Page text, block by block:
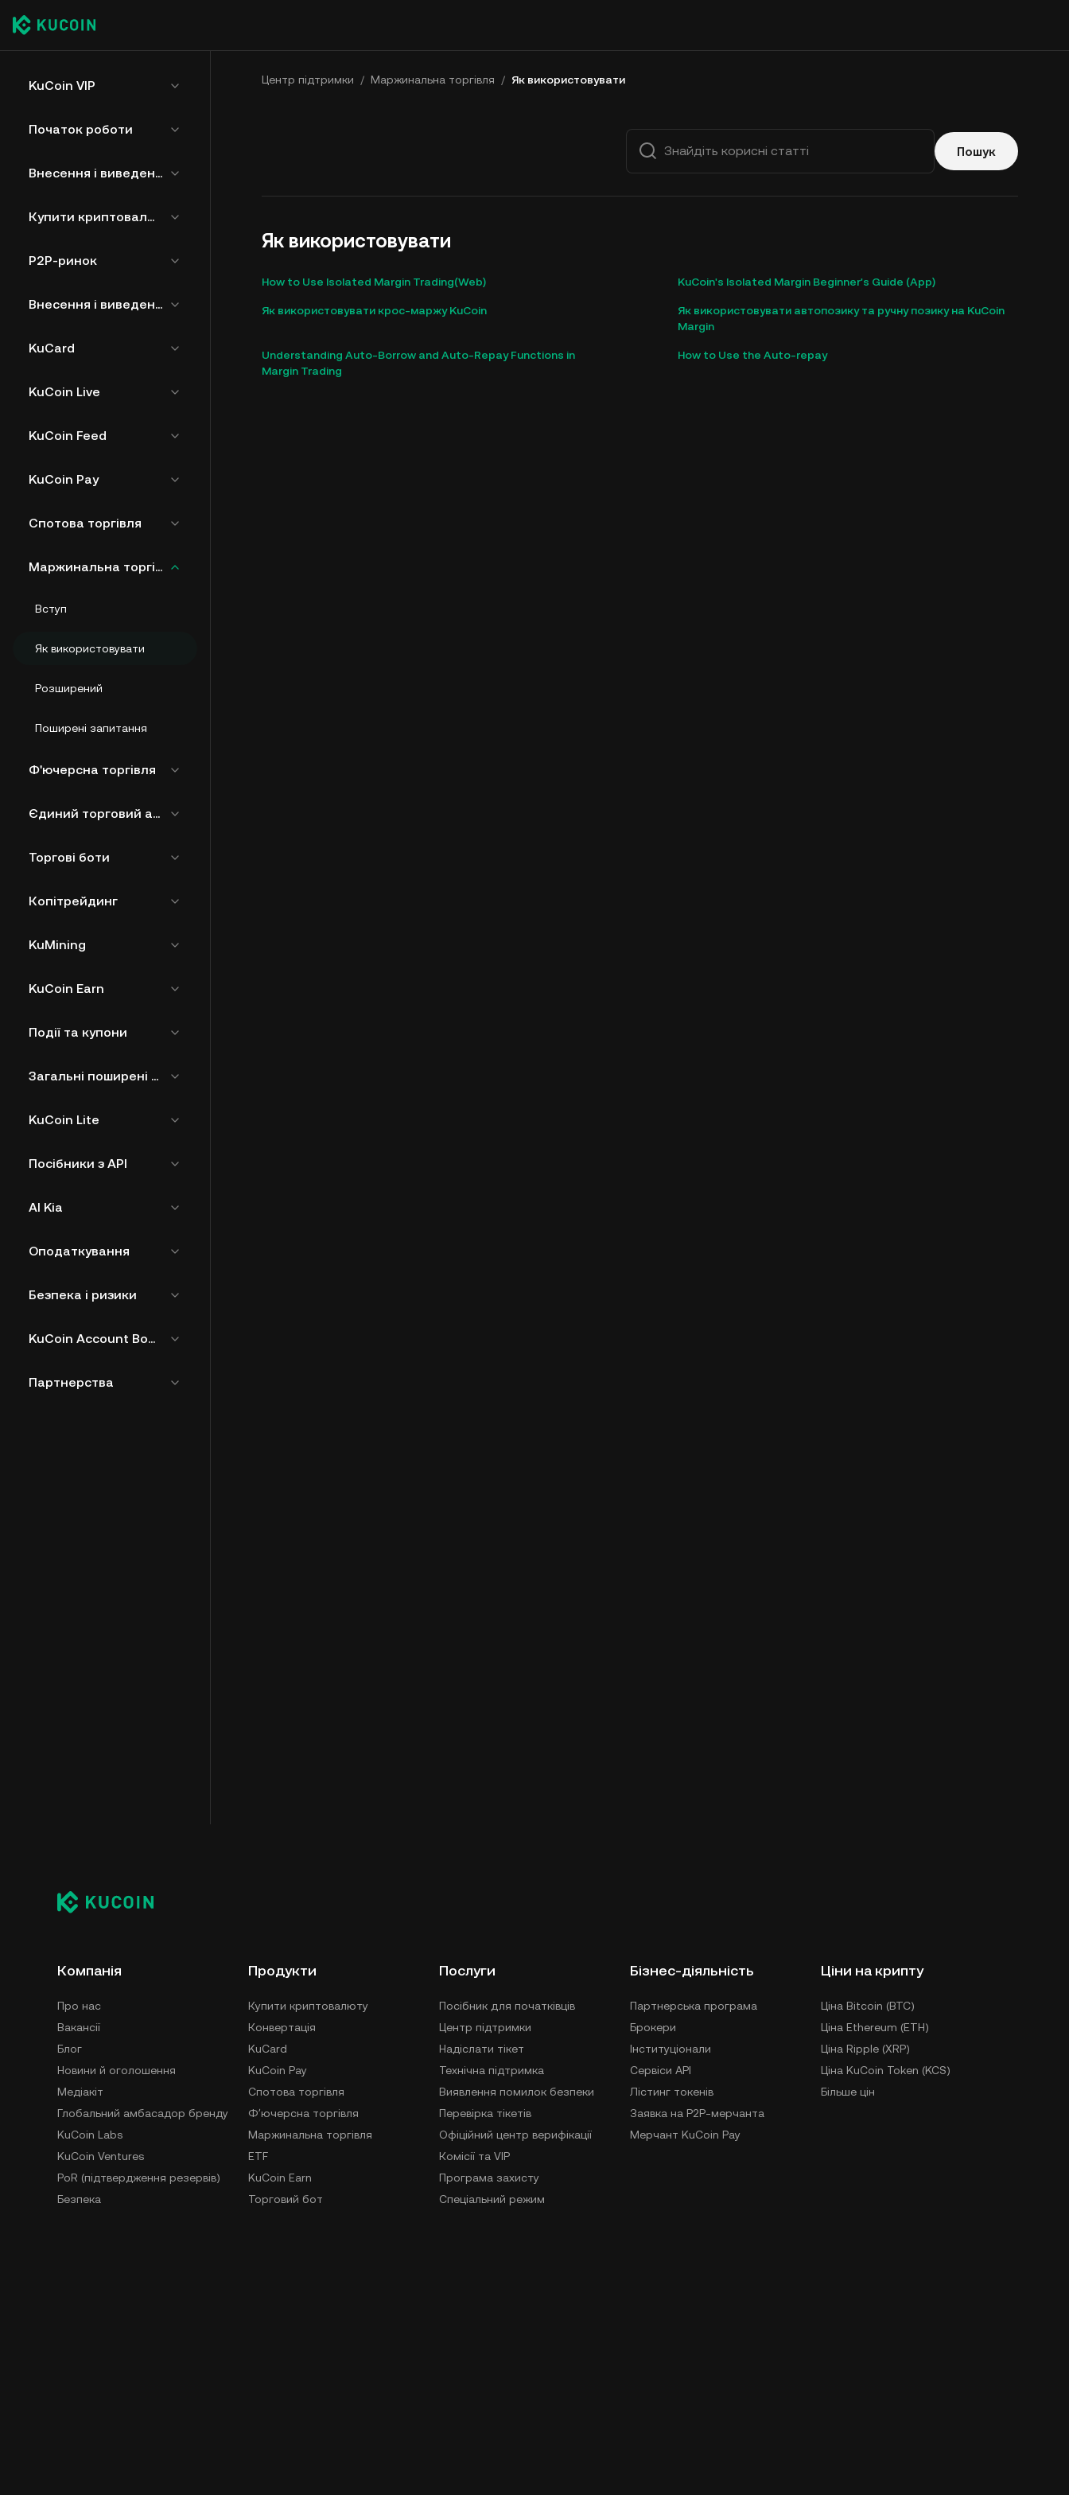
KuCoin VIP
Початок роботи
Внесення і виведення
Купити криптовалюту
P2P-ринок
Внесення і виведення фіату
KuCard
KuCoin Live
KuCoin Feed
KuCoin Pay
Спотова торгівля
Маржинальна торгівля
Вступ
Як використовувати
Розширений
Поширені запитання
Ф'ючерсна торгівля
Єдиний торговий акаунт
Торгові боти
Копітрейдинг
KuMining
KuCoin Earn
Події та купони
Загальні поширені запитання
KuCoin Lite
Посібники з API
AI Kia
Оподаткування
Безпека і ризики
KuCoin Account Bound Token
Партнерства
Центр підтримки / Маржинальна торгівля / Як використовувати
Пошук
Як використовувати
How to Use Isolated Margin Trading(Web) KuCoin's Isolated Margin Beginner's Guide (App)
Як використовувати крос-маржу KuCoin
Як використовувати автопозику та ручну позику на KuCoin
Margin
Understanding Auto-Borrow and Auto-Repay Functions in
Margin Trading
How to Use the Auto-repay
Компанія
Про нас
Вакансії
Блог
Новини й оголошення
Медіакіт
Глобальний амбасадор бренду
KuCoin Labs
KuCoin Ventures
PoR (підтвердження резервів)
Безпека
Продукти
Купити криптовалюту
Конвертація
KuCard
KuCoin Pay
Спотова торгівля
Фʼючерсна торгівля
Маржинальна торгівля
ETF
KuCoin Earn
Торговий бот
Послуги
Посібник для початківців
Центр підтримки
Надіслати тікет
Технічна підтримка
Виявлення помилок безпеки
Перевірка тікетів
Офіційний центр верифікації
Комісії та VIP
Програма захисту
Спеціальний режим
Бізнес-діяльність
Партнерська програма
Брокери
Інституціонали
Сервіси API
Лістинг токенів
Заявка на P2P-мерчанта
Мерчант KuCoin Pay
Ціни на крипту
Ціна Bitcoin (BTC)
Ціна Ethereum (ETH)
Ціна Ripple (XRP)
Ціна KuCoin Token (KCS)
Більше цін